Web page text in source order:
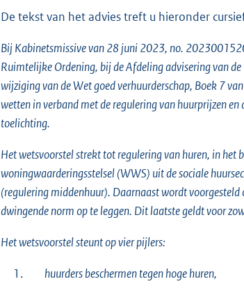
De tekst van het advies treft u hieronder
Bij Kabinetsmissive van 28 juni 2023, no.
Ruimtelijke Ordening, bij de Afdeling advisering van
wijziging van de Wet goed verhuurderschap, Boek 7
wetten in verband met de regulering van huurprijzen
toelichting.
Het wetsvoorstel strekt tot regulering van huren, in het
woningwaarderingsstelsel (WWS) uit de sociale
(regulering middenhuur). Daarnaast wordt
dwingende norm op te leggen. Dit laatste geldt voor
Het wetsvoorstel steunt op vier pijlers:
1. huurders beschermen tegen hoge huren,